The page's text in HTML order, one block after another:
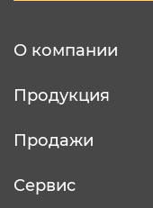
О компании
Продукция
Продажи
Сервис